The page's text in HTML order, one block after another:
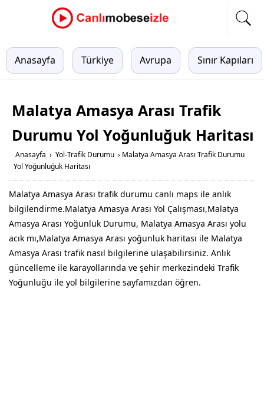
Anasayfa Türkiye Avrupa Sınır Kapıları
Malatya Amasya Arası Trafik
Durumu Yol Yoğunluğuk Haritası
Anasayfa › Yol-Trafik Durumu › Malatya Amasya Arası Trafik Durumu
Yol Yoğunluğuk Haritası
Malatya Amasya Arası trafik durumu canlı maps ile anlık
bilgilendirme.Malatya Amasya Arası Yol Çalışması,Malatya
Amasya Arası Yoğunluk Durumu, Malatya Amasya Arası yolu
acık mı,Malatya Amasya Arası yoğunluk haritası ile Malatya
Amasya Arası trafik nasıl bilgilerine ulaşabilirsiniz. Anlık
güncelleme ile karayollarında ve şehir merkezindeki Trafik
Yoğunluğu ile yol bilgilerine sayfamızdan öğren.